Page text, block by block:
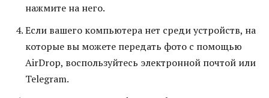
нажмите на него.
Если вашего компьютера нет среди устройств, на
которые вы можете передать фото с помощью
AirDrop, воспользуйтесь электронной почтой или
Telegram.